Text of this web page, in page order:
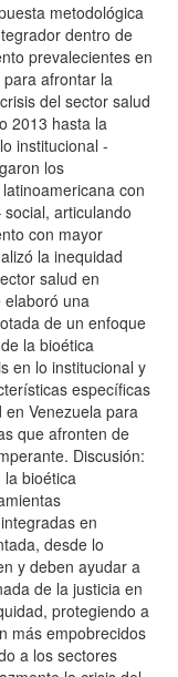
metodológica
dentro de
prevalecientes en
afrontar la
del sector salud
2013 hasta la
institucional -
los
con
articulando
con mayor
la inequidad
salud en
elaboró una
de un enfoque
la bioética
en lo institucional y
específicas
Venezuela para
que afronten de
Discusión:
la bioética
en
desde lo
y deben ayudar a
de la justicia en
protegiendo a
más empobrecidos
a los sectores